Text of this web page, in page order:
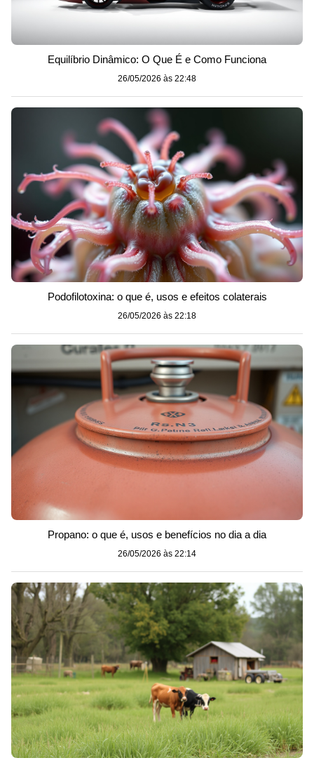
Equilíbrio Dinâmico: O Que É e Como Funciona
26/05/2026 às 22:48
Podofilotoxina: o que é, usos e efeitos colaterais
26/05/2026 às 22:18
Propano: o que é, usos e benefícios no dia a dia
26/05/2026 às 22:14